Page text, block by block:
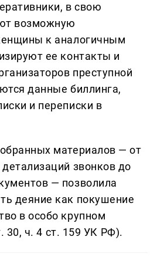
в свою
возможную
к аналогичным
ее контакты и
преступной
данные биллинга,
и переписки в
материалов — от
звонков до
— позволила
деяние как покушение
в особо крупном
30, ч. 4 ст. 159 УК РФ).